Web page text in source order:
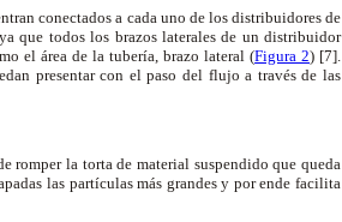
conectados a cada uno de los distribuidores de
que todos los brazos laterales de un distribuidor
el área de la tubería, brazo lateral (Figura 2) [7].
presentar con el paso del flujo a través de las
la torta de material suspendido que queda
las partículas más grandes y por ende facilita